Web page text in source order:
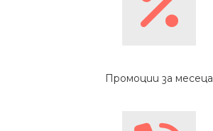
Промоции за месеца